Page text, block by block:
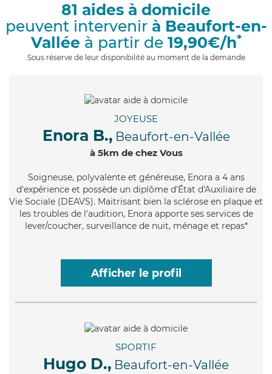
i
81 aides à domicile
peuvent intervenir à Beaufort-en-
Vallée à partir de 19,90€/h*
Sous réserve de leur disponibilité au moment de la demande
JOYEUSE
Enora B., Beaufort-en-Vallée
à 5km de chez Vous
Soigneuse, polyvalente et généreuse, Enora a 4 ans
d'expérience et possède un diplôme d'État d'Auxiliaire de
Vie Sociale (DEAVS). Maitrisant bien la sclérose en plaque et
les troubles de l'audition, Enora apporte ses services de
lever/coucher, surveillance de nuit, ménage et repas*
Afficher le profil
SPORTIF
Hugo D., Beaufort-en-Vallée